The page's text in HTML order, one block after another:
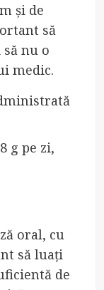
și de
să
nu o
medic.
g pe zi,
oral, cu
să luați
de